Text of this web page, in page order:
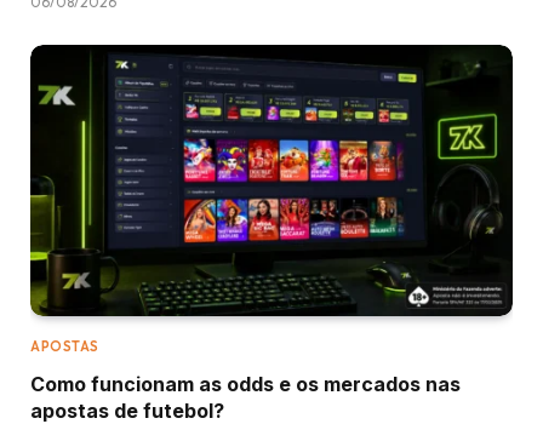
APOSTAS
Como funcionam as odds e os mercados nas
apostas de futebol?